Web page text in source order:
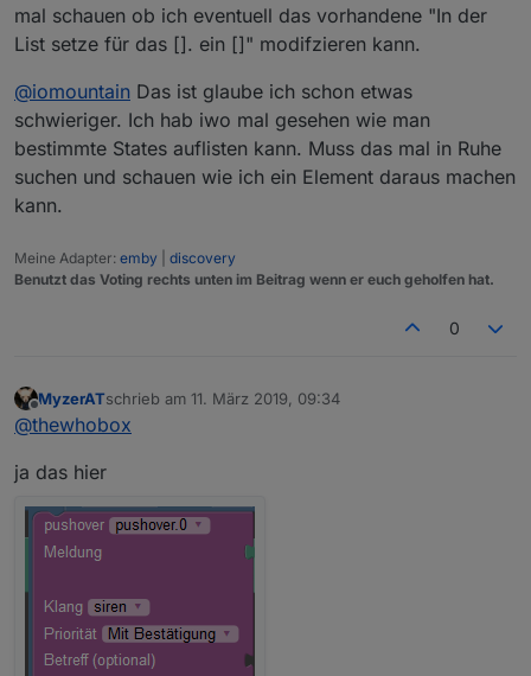
mal schauen ob ich eventuell das vorhandene "In der
List setze für das []. ein []" modifzieren kann.
@iomountain Das ist glaube ich schon etwas
schwieriger. Ich hab iwo mal gesehen wie man
bestimmte States auflisten kann. Muss das mal in Ruhe
suchen und schauen wie ich ein Element daraus machen
kann.
Meine Adapter: emby
discovery
Benutzt das Voting rechts unten im Beitrag wenn er euch geholfen hat.
0
Offline
MyzerATschrieb am 11. März 2019, 09:34
zuletzt editiert von
@thewhobox
ja das hier